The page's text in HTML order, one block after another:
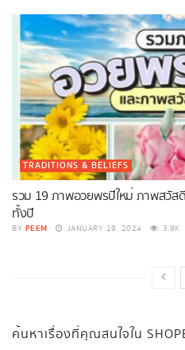
TRADITIONS & BELIEFS
รวม 19 ภาพอวยพรปีใหม่ ภาพสวัส
ทั้งปี
BY PEEM JANUARY 19, 2024 3.9K
ค้นหาเรื่องที่คุณสนใจใน